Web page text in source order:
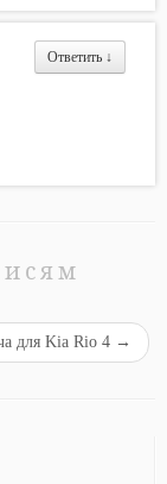
Ответить ↓
для Kia Rio 4 →